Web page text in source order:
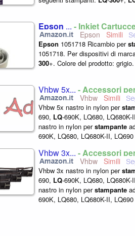
Epson ... - Inkjet
Epson
Epson 1051718 Ricambio per
1051718. Per dispositivi di
300+. Colore del prodotto: grigio.
Vhbw 5x... - Accessori
Vhbw
Vhbw 5x nastro in nylon per
690, LQ-690K, LQ680,
nastro in nylon perstampante
690K, LQ680, LQ680K-II,
Vhbw 3x... - Accessori
Vhbw
Vhbw 3x nastro in nylon per
690, LQ-690K, LQ680,
nastro in nylon perstampante
690K, LQ680, LQ680K-II,